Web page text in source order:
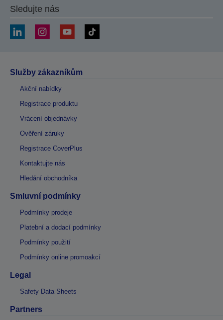
Sledujte nás
Služby zákazníkům
Akční nabídky
Registrace produktu
Vrácení objednávky
Ověření záruky
Registrace CoverPlus
Kontaktujte nás
Hledání obchodníka
Smluvní podmínky
Podmínky prodeje
Platební a dodací podmínky
Podmínky použití
Podmínky online promoakcí
Legal
Safety Data Sheets
Partners